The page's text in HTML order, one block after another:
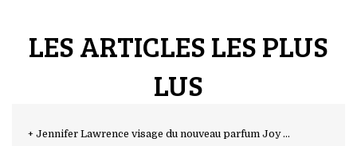
LES ARTICLES LES PLUS
LUS
+ Jennifer Lawrence visage du nouveau parfum Joy ...